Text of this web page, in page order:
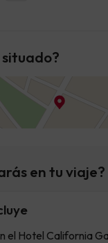
en tu viaje?
el Hotel California